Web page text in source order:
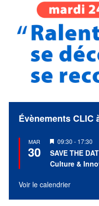
Évènements CLIC
MAR
30
Mis
en
avant
09:30 - 17:30
SAVE THE
Culture &
Voir le calendrier